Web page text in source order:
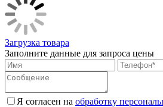
Загрузка товара
Заполните данные для запроса цены
Я согласен на обработку